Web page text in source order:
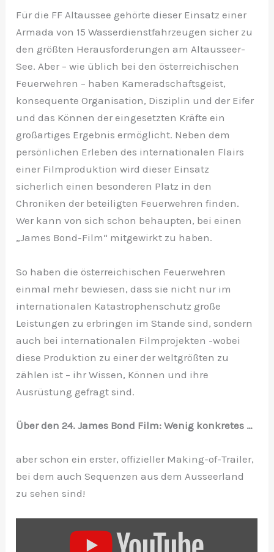
Für die FF Altaussee gehörte dieser Einsatz einer
Armada von 15 Wasserdienstfahrzeugen sicher zu
den größten Herausforderungen am Altausseer-
See. Aber – wie üblich bei den österreichischen
Feuerwehren – haben Kameradschaftsgeist,
konsequente Organisation, Disziplin und der Eifer
und das Können der eingesetzten Kräfte ein
großartiges Ergebnis ermöglicht. Neben dem
persönlichen Erleben des internationalen Flairs
einer Filmproduktion wird dieser Einsatz
sicherlich einen besonderen Platz in den
Chroniken der beteiligten Feuerwehren finden.
Wer kann von sich schon behaupten, bei einen
„James Bond-Film“ mitgewirkt zu haben.
So haben die österreichischen Feuerwehren
einmal mehr bewiesen, dass sie nicht nur im
internationalen Katastrophenschutz große
Leistungen zu erbringen im Stande sind, sondern
auch bei internationalen Filmprojekten -wobei
diese Produktion zu einer der weltgrößten zu
zählen ist – ihr Wissen, Können und ihre
Ausrüstung gefragt sind.
Über den 24. James Bond Film: Wenig konkretes …
aber schon ein erster, offizieller Making-of-Trailer,
bei dem auch Sequenzen aus dem Ausseerland
zu sehen sind!